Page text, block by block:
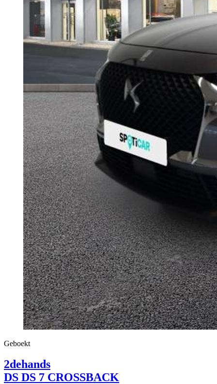
Geboekt
2dehands
DS DS 7 CROSSBACK